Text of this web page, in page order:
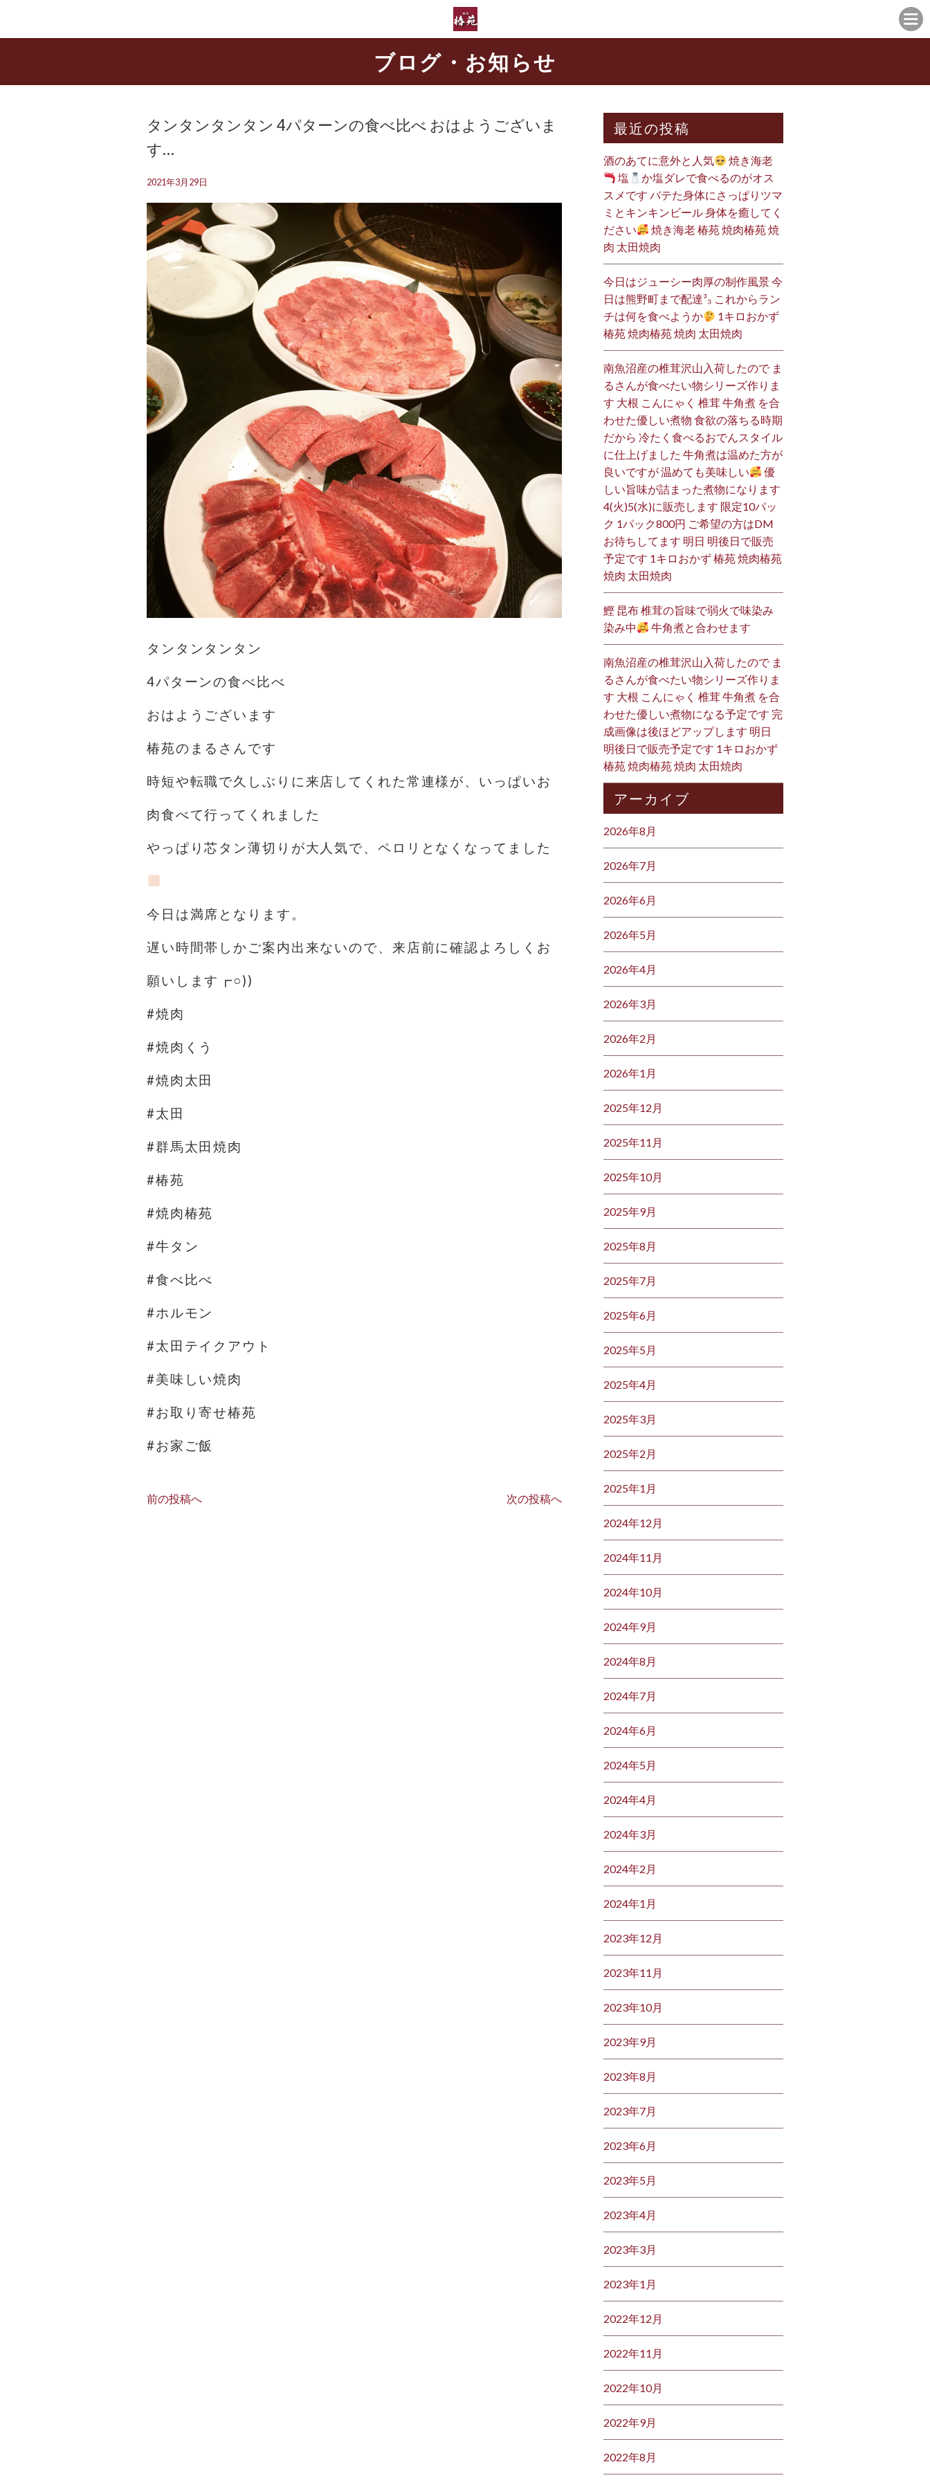
ブログ・お知らせ
タンタンタンタン 4パターンの食べ比べ おはようございま
す️…
2021年3月29日
タンタンタンタン
4パターンの食べ比べ
おはようございます️
椿苑のまるさんです
時短や転職で久しぶりに来店してくれた常連様が、いっぱいお
肉食べて行ってくれました
やっぱり芯タン薄切りが大人気で、ペロリとなくなってました
今日は満席となります。
遅い時間帯しかご案内出来ないので、来店前に確認よろしくお
願いします┏○))
#焼肉
#焼肉くう
#焼肉太田
#太田
#群馬太田焼肉
#椿苑
#焼肉椿苑
#牛タン
#食べ比べ
#ホルモン
#太田テイクアウト
#美味しい焼肉
#お取り寄せ椿苑
#お家ご飯
前の投稿へ 次の投稿へ
最近の投稿
酒のあてに意外と人気
焼き海老
塩
か塩ダレで食べるのがオス
スメです バテた身体にさっぱりツマ
ミとキンキンビール 身体を癒してく
ださい
焼き海老 椿苑 焼肉椿苑 焼
肉 太田焼肉
今日はジューシー肉厚の制作風景 今
日は熊野町まで配達³₃ これからラン
チは何を食べようか
1キロおかず
椿苑 焼肉椿苑 焼肉 太田焼肉
南魚沼産の椎茸沢山入荷したので ま
るさんが食べたい物シリーズ作りま
す 大根 こんにゃく 椎茸 牛角煮 を合
わせた優しい煮物 食欲の落ちる時期
だから 冷たく食べるおでんスタイル
に仕上げました 牛角煮は温めた方が
良いですが 温めても美味しい
優
しい旨味が詰まった煮物になります
4(火)5(水)に販売します 限定10パッ
ク 1パック800円 ご希望の方はDM
お待ちしてます 明日 明後日で販売
予定です 1キロおかず 椿苑 焼肉椿苑
焼肉 太田焼肉
鰹 昆布 椎茸の旨味で弱火で味染み
染み中
牛角煮と合わせます
南魚沼産の椎茸沢山入荷したので ま
るさんが食べたい物シリーズ作りま
す 大根 こんにゃく 椎茸 牛角煮 を合
わせた優しい煮物になる予定です 完
成画像は後ほどアップします 明日
明後日で販売予定です 1キロおかず
椿苑 焼肉椿苑 焼肉 太田焼肉
アーカイブ
2026年8月
2026年7月
2026年6月
2026年5月
2026年4月
2026年3月
2026年2月
2026年1月
2025年12月
2025年11月
2025年10月
2025年9月
2025年8月
2025年7月
2025年6月
2025年5月
2025年4月
2025年3月
2025年2月
2025年1月
2024年12月
2024年11月
2024年10月
2024年9月
2024年8月
2024年7月
2024年6月
2024年5月
2024年4月
2024年3月
2024年2月
2024年1月
2023年12月
2023年11月
2023年10月
2023年9月
2023年8月
2023年7月
2023年6月
2023年5月
2023年4月
2023年3月
2023年1月
2022年12月
2022年11月
2022年10月
2022年9月
2022年8月